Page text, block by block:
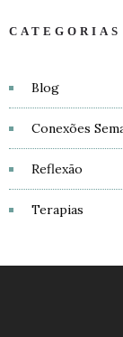
CATEGORIAS
Blog
Conexões
Reflexão
Terapias